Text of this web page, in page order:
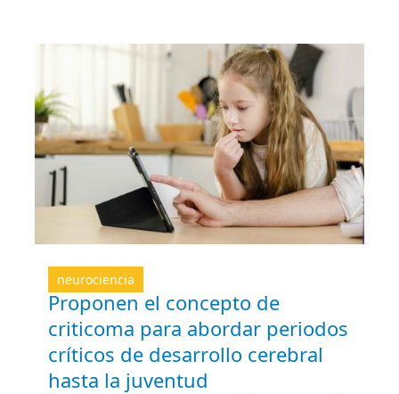
neurociencia
Proponen el concepto de
criticoma para abordar periodos
críticos de desarrollo cerebral
hasta la juventud